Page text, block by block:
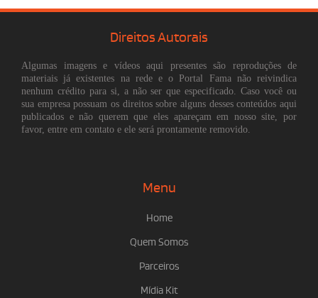
Direitos Autorais
Algumas imagens e vídeos aqui presentes são reproduções de
materiais já existentes na rede e o Portal Fama não reivindica
nenhum crédito para si, a não ser que especificado. Caso você ou
sua empresa possuam os direitos sobre alguns desses conteúdos aqui
publicados e não querem que eles apareçam em nosso site, por
favor, entre em contato e ele será prontamente removido.
Menu
Home
Quem Somos
Parceiros
Mídia Kit